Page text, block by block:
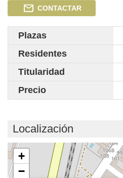
CONTACTAR
Plazas
Residentes
Titularidad
Precio
Localización
Cargando mapa...
+
−